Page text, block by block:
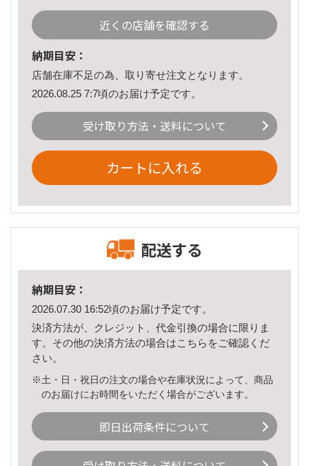
近くの店舗を確認する
納期目安：
店舗在庫不足の為、取り寄せ注文となります。
2026.08.25 7:7頃のお届け予定です。
受け取り方法・送料について
カートに入れる
配送する
納期目安：
2026.07.30 16:52頃のお届け予定です。
決済方法が、クレジット、代金引換の場合に限りま
す。その他の決済方法の場合はこちら をご確認くだ
さい。
※土・日・祝日の注文の場合や在庫状況によって、商品
のお届けにお時間をいただく場合がございます。
即日出荷条件について